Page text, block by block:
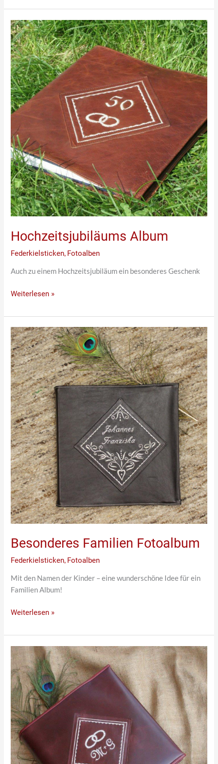
Hochzeitsjubiläums Album
Federkielsticken, Fotoalben
Auch zu einem Hochzeitsjubiläum ein besonderes Geschenk
Hochzeitsjubiläums
Album
Weiterlesen »
Besonderes Familien Fotoalbum
Federkielsticken, Fotoalben
Mit den Namen der Kinder – eine wunderschöne Idee für ein
Familien Album!
Besonderes
Familien
Fotoalbum
Weiterlesen »
Fotoalbum